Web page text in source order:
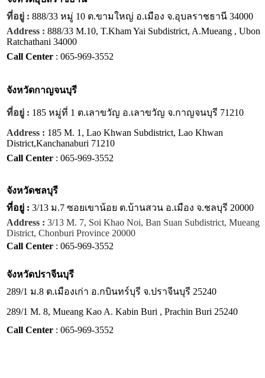
ที่อยู่ : 888/33 หมู่ 10 ต.ขามใหญ่ อ.เมือง จ.อุบลราชธานี 34000
Address : 888/33 M.10, T.Kham Yai Subdistrict, A.Mueang , Ubon
Ratchathani 34000
Call Center : 065-969-3552
จังหวัดกาญจนบุรี
ที่อยู่ : 185 หมู่ที่ 1 ต.เลาขวัญ อ.เลาขวัญ จ.กาญจนบุรี 71210
Address : 185 M. 1, Lao Khwan Subdistrict, Lao Khwan
District,Kanchanaburi 71210
Call Center : 065-969-3552
จังหวัดชลบุรี
ที่อยู่ : 3/13 ม.7 ซอยเขาน้อย ต.บ้านสวน อ.เมือง จ.ชลบุรี 20000
Address : 3/13 M. 7, Soi Khao Noi, Ban Suan Subdistrict, Mueang
District, Chonburi Province 20000
Call Center : 065-969-3552
จังหวัดปราจีนบุรี
289/1 ม.8 ต.เมืองเก่า อ.กบินทร์บุรี จ.ปราจีนบุรี 25240
289/1 M. 8, Mueang Kao A. Kabin Buri , Prachin Buri 25240
Call Center : 065-969-3552